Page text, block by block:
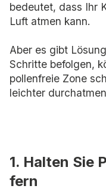
bedeutet, dass Ihr
Luft atmen kann.
Aber es gibt
Schritte befolgen,
pollenfreie Zone
leichter
1. Halten Sie
fern